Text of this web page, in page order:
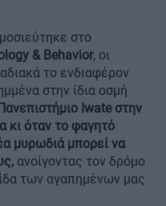
στο
& Behavior, οι
το ενδιαφέρον
στην ίδια οσμή
Πανεπιστήμιο Iwate στην
κι όταν το φαγητό
μυρωδιά μπορεί να
ανοίγοντας τον δρόμο
των αγαπημένων μας